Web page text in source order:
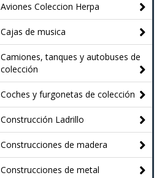
Aviones Coleccion Herpa
Cajas de musica
Camiones, tanques y autobuses de
colección
Coches y furgonetas de colección
Construcción Ladrillo
Construcciones de madera
Construcciones de metal